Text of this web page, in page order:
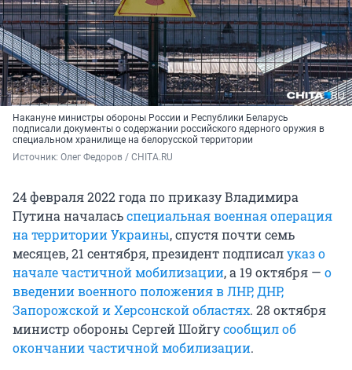
Накануне министры обороны России и Республики Беларусь
подписали документы о содержании российского ядерного оружия в
специальном хранилище на белорусской территории
Источник: Олег Федоров / CHITA.RU
24 февраля 2022 года по приказу Владимира
Путина началасьспециальная военная операция
на территории Украины, спустя почти семь
месяцев, 21 сентября, президент подписалуказ о
начале частичной мобилизации, а 19 октября — о
введении военного положения в ЛНР, ДНР,
Запорожской и Херсонской областях. 28 октября
министр обороны Сергей Шойгусообщил об
окончании частичной мобилизации.